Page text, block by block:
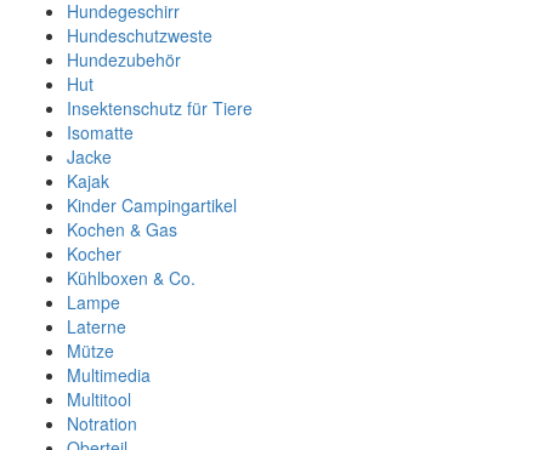
Hundegeschirr
Hundeschutzweste
Hundezubehör
Hut
Insektenschutz für Tiere
Isomatte
Jacke
Kajak
Kinder Campingartikel
Kochen & Gas
Kocher
Kühlboxen & Co.
Lampe
Laterne
Mütze
Multimedia
Multitool
Notration